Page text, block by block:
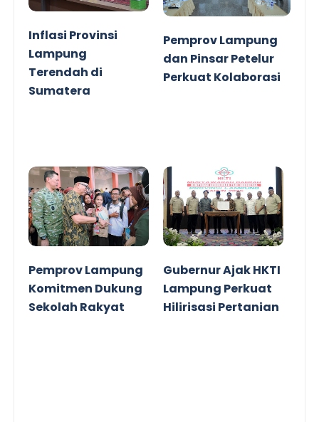
Inflasi Provinsi
Lampung
Terendah di
Sumatera
Pemprov Lampung
dan Pinsar Petelur
Perkuat Kolaborasi
Pemprov Lampung
Komitmen Dukung
Sekolah Rakyat
Gubernur Ajak HKTI
Lampung Perkuat
Hilirisasi Pertanian